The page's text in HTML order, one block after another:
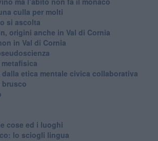
culla per molti
si ascolta
origini anche in Val di Cornia
in Val di Cornia
etica mentale civica collaborativa
brusco
cose ed i luoghi
lo sciogli lingua